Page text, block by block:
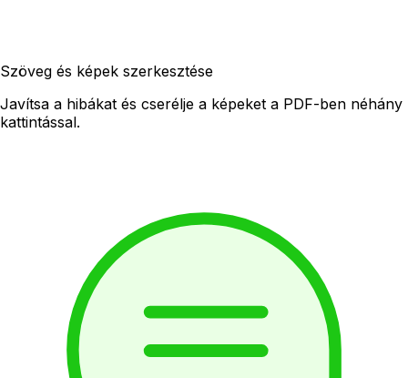
Szöveg és képek szerkesztése
Javítsa a hibákat és cserélje a képeket a PDF-ben néhány
kattintással.